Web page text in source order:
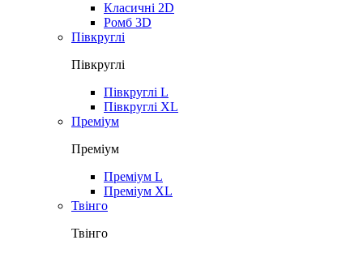
Класичні 2D
Ромб 3D
Півкруглі
Півкруглі
Півкруглі L
Півкруглі XL
Преміум
Преміум
Преміум L
Преміум XL
Твінго
Твінго